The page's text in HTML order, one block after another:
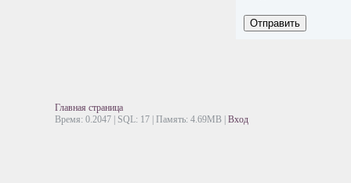
Отправить
Главная страница
Время: 0.2047 | SQL: 17 | Память: 4.69MB Вход